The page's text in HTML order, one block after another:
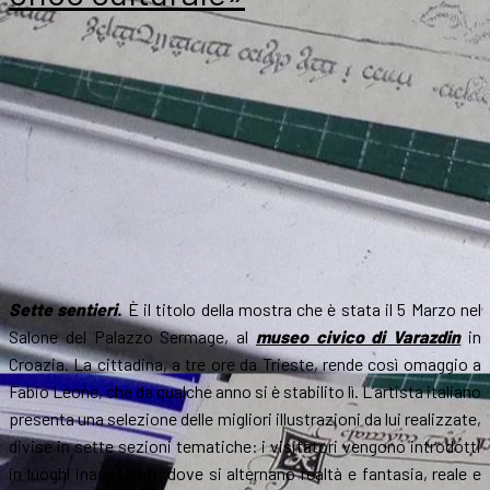
a
Caravaggio
Sette sentieri.È il titolo della mostra che è stata il 5 Marzo nel
Salone del Palazzo Sermage, al museo civico di Varazdinin
Croazia. La cittadina, a tre ore da Trieste, rende così omaggio a
Fabio Leone, che da qualche anno si è stabilito lì. L’artista italiano
presenta una selezione delle migliori illustrazioni da lui realizzate,
divise in sette sezioni tematiche: i visitatori vengono introdotti
in luoghi inaspettati, dove si alternano realtà e fantasia, reale e